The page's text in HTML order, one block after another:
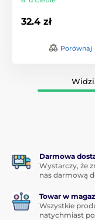
32.4 zł
Porównaj
Darmowa
Wystarczy, że
nas darmową
Towar w
Wszystkie
natychmiast